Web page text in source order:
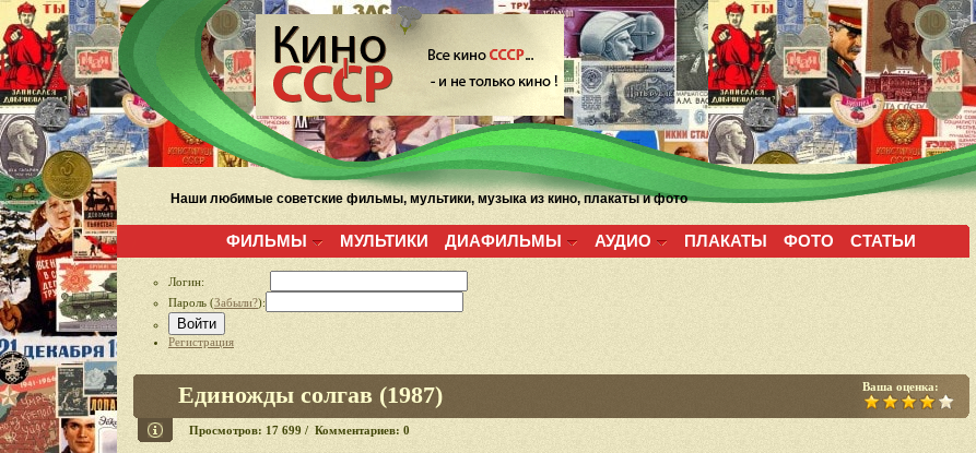
Наши любимые советские фильмы, мультики, музыка из кино, плакаты и фото
ФИЛЬМЫ МУЛЬТИКИ ДИАФИЛЬМЫ АУДИО ПЛАКАТЫ ФОТО СТАТЬИ
Логин:
Пароль (Забыли?):
Войти
Регистрация
Единожды солгав (1987) Ваша оценка:
Просмотров: 17 699 / Комментариев: 0